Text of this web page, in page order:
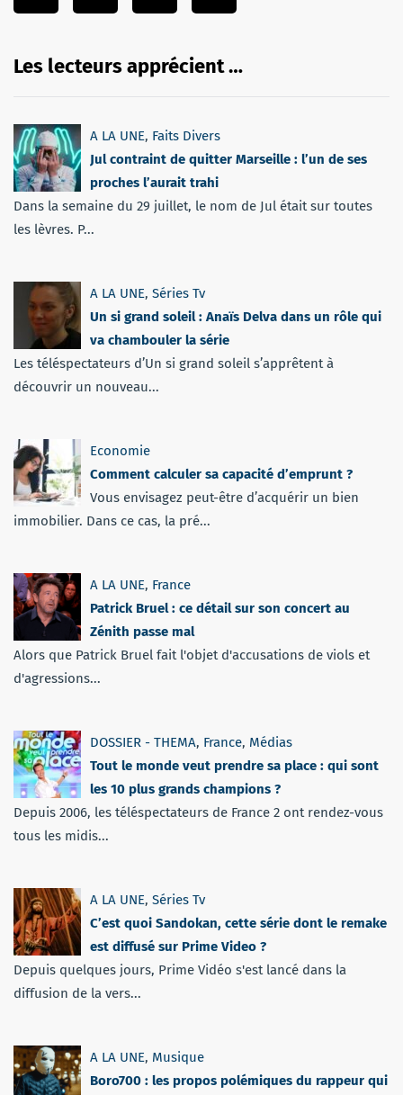
Les lecteurs apprécient …
A LA UNE, Faits Divers
Jul contraint de quitter Marseille : l’un de ses
proches l’aurait trahi
Dans la semaine du 29 juillet, le nom de Jul était sur toutes
les lèvres. P...
A LA UNE, Séries Tv
Un si grand soleil : Anaïs Delva dans un rôle qui
va chambouler la série
Les téléspectateurs d’Un si grand soleil s’apprêtent à
découvrir un nouveau...
Economie
Comment calculer sa capacité d’emprunt ?
Vous envisagez peut-être d’acquérir un bien
immobilier. Dans ce cas, la pré...
A LA UNE, France
Patrick Bruel : ce détail sur son concert au
Zénith passe mal
Alors que Patrick Bruel fait l'objet d'accusations de viols et
d'agressions...
DOSSIER - THEMA, France, Médias
Tout le monde veut prendre sa place : qui sont
les 10 plus grands champions ?
Depuis 2006, les téléspectateurs de France 2 ont rendez-vous
tous les midis...
A LA UNE, Séries Tv
C’est quoi Sandokan, cette série dont le remake
est diffusé sur Prime Video ?
Depuis quelques jours, Prime Vidéo s'est lancé dans la
diffusion de la vers...
A LA UNE, Musique
Boro700 : les propos polémiques du rappeur qui